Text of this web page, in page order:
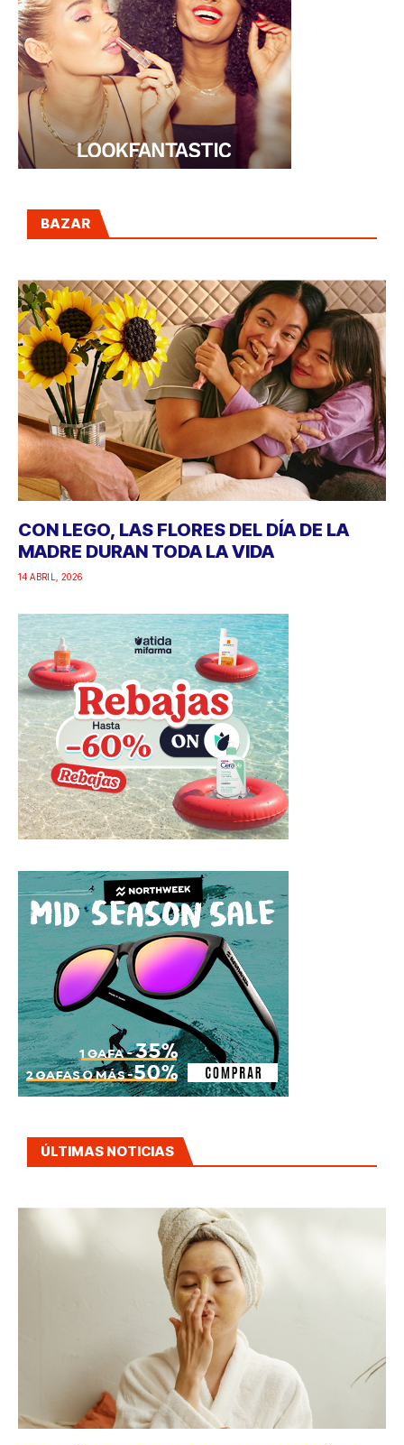
BAZAR
CON LEGO, LAS FLORES DEL DÍA DE LA
MADRE DURAN TODA LA VIDA
14 ABRIL, 2026
ÚLTIMAS NOTICIAS